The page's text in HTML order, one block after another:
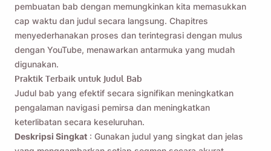
pembuatan bab dengan memungkinkan kita memasukkan
cap waktu dan judul secara langsung. Chapitres
menyederhanakan proses dan terintegrasi dengan mulus
dengan YouTube, menawarkan antarmuka yang mudah
digunakan.
Praktik Terbaik untuk Judul Bab
Judul bab yang efektif secara signifikan meningkatkan
pengalaman navigasi pemirsa dan meningkatkan
keterlibatan secara keseluruhan.
Deskripsi Singkat : Gunakan judul yang singkat dan jelas